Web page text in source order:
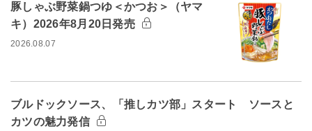
豚しゃぶ野菜鍋つゆ＜かつお＞（ヤマ
キ）2026年8月20日発売
2026.08.07
ブルドックソース、「推しカツ部」スタート ソースと
カツの魅力発信